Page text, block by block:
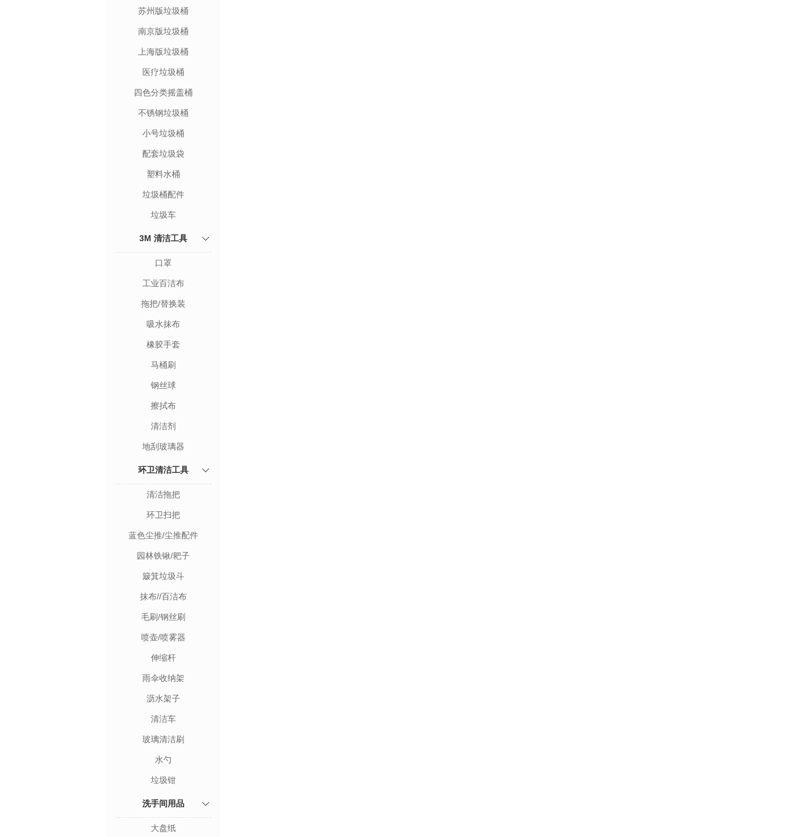
苏州版垃圾桶
南京版垃圾桶
上海版垃圾桶
医疗垃圾桶
四色分类摇盖桶
不锈钢垃圾桶
小号垃圾桶
配套垃圾袋
塑料水桶
垃圾桶配件
垃圾车
3M 清洁工具
口罩
工业百洁布
拖把/替换装
吸水抹布
橡胶手套
马桶刷
钢丝球
擦拭布
清洁剂
地刮玻璃器
环卫清洁工具
清洁拖把
环卫扫把
蓝色尘推/尘推配件
园林铁锹/耙子
簸箕垃圾斗
抹布//百洁布
毛刷/钢丝刷
喷壶/喷雾器
伸缩杆
雨伞收纳架
沥水架子
清洁车
玻璃清洁刷
水勺
垃圾钳
洗手间用品
大盘纸